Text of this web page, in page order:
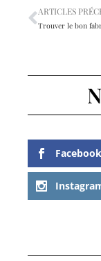
ARTICLES
Facebook